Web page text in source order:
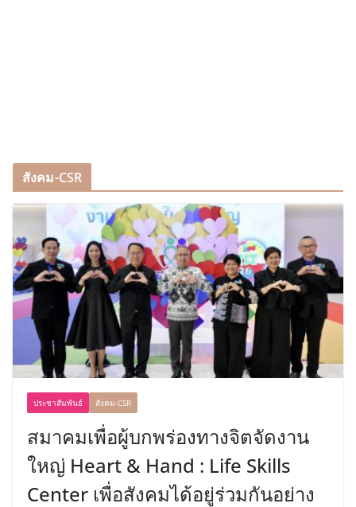
สังคม-CSR
ประชาสัมพันธ์ สังคม-CSR
สมาคมเพื่อผู้บกพร่องทางจิตจัดงาน
ใหญ่ Heart & Hand : Life Skills
Center เพื่อสังคมได้อยู่ร่วมกันอย่าง